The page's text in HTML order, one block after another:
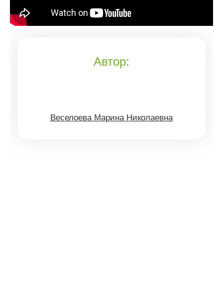
Автор:
Веселоева Марина Николаевна